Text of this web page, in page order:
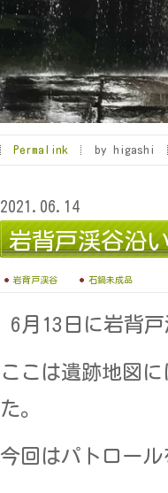
Permalink by higashi
2021.06.14
岩背戸渓谷沿
岩背戸渓谷 石鍋未成品
6月13日に岩背
ここは遺跡地図
た。
今回はパトロー